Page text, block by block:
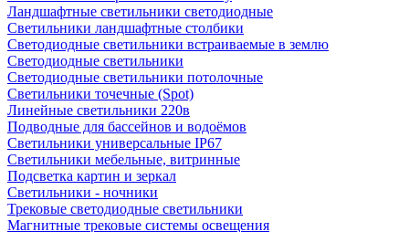
Ландшафтные светильники светодиодные
Светильники ландшафтные столбики
Светодиодные светильники встраиваемые в землю
Светодиодные светильники
Светодиодные светильники потолочные
Светильники точечные (Spot)
Линейные светильники 220в
Подводные для бассейнов и водоёмов
Светильники универсальные IP67
Светильники мебельные, витринные
Подсветка картин и зеркал
Светильники - ночники
Трековые светодиодные светильники
Магнитные трековые системы освещения